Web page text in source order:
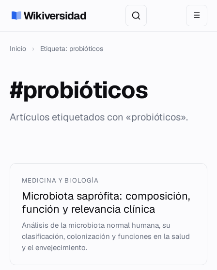
Wikiversidad ☰
Inicio › Etiqueta: probióticos
#probióticos
Artículos etiquetados con «probióticos».
MEDICINA Y BIOLOGÍA
Microbiota saprófita: composición,
función y relevancia clínica
Análisis de la microbiota normal humana, su
clasificación, colonización y funciones en la salud
y el envejecimiento.